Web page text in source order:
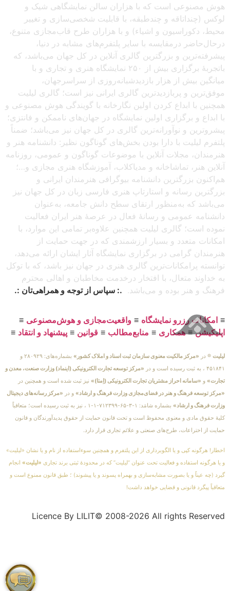
هوش مصنوعی است که با هزاران سالن نمایشگاهی شیک و
لوکس (چنداتاقه و چندطبقه، با قابلیت شخصی‌سازی و تغییر
محیط، دکوراسیون و اشیاء) و با هزاران طرح قاب‌مجازی متنوع،
درحال‌حاضر درمقایسه با سایر پلتفرم‌های مشابه در دنیا،
پیشرفته‌ترین و بزرگترین گالری آنلاین در کل جهان می‌باشد، که
باتجربهٔ برگزاری بیش از ۲۵۰ نمایشگاه هنری و تجاری و با
میانگین بیش از هزار بازدیدشبانه‌روزی از سراسرجهان،
موفق‌ترین و پربازدیدترین گالری ایرانی نیز است؛ گالری لیلیت
همچنین با ابداع کردن اولین نگارخانه با گویندگی هوش مصنوعی و
با ابداع و برگزاری اولین نمایشگاه در جهان‌های ناممکن و فانتزی؛
پیشروترین و نوآورانه‌ترین گالری در کل جهان نیز می‌باشد؛ ضمناً
پلتفرم لیلیت با دارا بودن بخش‌های گوناگون نظیر: دانشنامه هنر و
هنرمندان، مجلات آنلاین با موضوعات گوناگون و عمومی، روزنامه
آنلاین هنر، تماشاخانه و مدیاکلاب، آموزشگاه هنری مجازی و…؛
هم‌اکنون بزرگترین دانشنامه بیوگرافی هنرمندان ایرانی و
بزرگترین رسانه و استارتاپ هنری فارسی زبان در کل جهان نیز
می‌باشد که به‌منظور ارتقای سطح دانش جامعه، به‌عنوان
دانشنامه عمومی و رسانهٔ فعال در عرصهٔ هنر ایران فعالیت
نموده است؛ گالری لیلیت همچنین علاوه‌بر تمامی این موارد، با
امکانات متعدد و بسیار ارزشمندی که در جهت حمایت از
هنرمندان گرامی در برگزاری نمایشگاه آثار ایشان ارائه می‌دهد،
توانسته پرامکانات‌ترین گالری هنری در جهان نیز باشد، که با توکل
به خداوند متعال، با افتخار درخدمت مخاطبان و اهالی محترم
فرهنگ و هنر بوده و می‌باشد. .: سپاس از توجه و همراهی‌تان :.
≡ امکانات رزرو نمایشگاه ≡ واقعیت‌مجازی و هوش‌مصنوعی ≡
اپلیکیشن≡همکاری ≡ منابع‌مطالب ≡ قوانین ≡ پیشنهاد و انتقاد ≡
لیلیت ® در «مرکز مالکیت معنوی سازمان ثبت اسناد و املاک کشور»
بشماره‌های: ۲۸۰۹۲۹ و
۴۵۱۸۴۱ ، به ثبت رسیده است و در
«مرکز توسعه تجارت الکترونیکی (اینماد) وزارت صنعت، معدن و
تجارت» و «سامانه احراز مشتریان تجارت الکترونیکی (اِمتا)» نیز ثبت شده است و همچنین در
«مرکز توسعه فرهنگ و هنر در فضای‌مجازی وزارت فرهنگ و ارشاد» و در «مرکز رسانه‌های دیجیتال
وزارت فرهنگ و ارشاد»
بشماره شامَد: ۱-۳-۶۵-۷۱۲۳۹۹-۱-۱ ، نیز به ثبت رسیده است؛ متعاقباً
کلیهٔ حقوق مادی و معنوی محفوظ است و تحت قانون حمایت از حقوق پدیدآورندگان و قانون
حمایت از اختراعات، طرح‌های صنعتی و علائم تجاری قرار دارد.
اخطار! هرگونه کپی و یا الگوبرداری از این پلتفرم و همچنین سوءاستفاده از نام و یا نشان «لیلیت»
و یا هرگونه استفاده و فعالیت تحت عنوان “لیلیت” که در محدودهٔ ثبتی برند تجاری «لیلیت» انجام
گیرد (چه عیناً و یا بصورت مشابه‌سازی و بهمراه پسوند و یا پیشوند) ؛ طبق قانون ممنوع است و
متعاقباً پیگرد قانونی و قضایی خواهد داشت!
Licence By LILIT© 2008-2026 All rights Reserved